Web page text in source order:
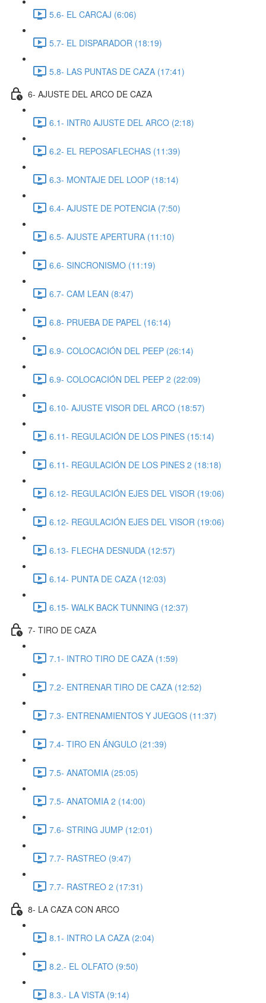
5.6- EL CARCAJ (6:06)
5.7- EL DISPARADOR (18:19)
5.8- LAS PUNTAS DE CAZA (17:41)
6- AJUSTE DEL ARCO DE CAZA
6.1- INTR0 AJUSTE DEL ARCO (2:18)
6.2- EL REPOSAFLECHAS (11:39)
6.3- MONTAJE DEL LOOP (18:14)
6.4- AJUSTE DE POTENCIA (7:50)
6.5- AJUSTE APERTURA (11:10)
6.6- SINCRONISMO (11:19)
6.7- CAM LEAN (8:47)
6.8- PRUEBA DE PAPEL (16:14)
6.9- COLOCACIÓN DEL PEEP (26:14)
6.9- COLOCACIÓN DEL PEEP 2 (22:09)
6.10- AJUSTE VISOR DEL ARCO (18:57)
6.11- REGULACIÓN DE LOS PINES (15:14)
6.11- REGULACIÓN DE LOS PINES 2 (18:18)
6.12- REGULACIÓN EJES DEL VISOR (19:06)
6.12- REGULACIÓN EJES DEL VISOR (19:06)
6.13- FLECHA DESNUDA (12:57)
6.14- PUNTA DE CAZA (12:03)
6.15- WALK BACK TUNNING (12:37)
7- TIRO DE CAZA
7.1- INTRO TIRO DE CAZA (1:59)
7.2- ENTRENAR TIRO DE CAZA (12:52)
7.3- ENTRENAMIENTOS Y JUEGOS (11:37)
7.4- TIRO EN ÁNGULO (21:39)
7.5- ANATOMIA (25:05)
7.5- ANATOMIA 2 (14:00)
7.6- STRING JUMP (12:01)
7.7- RASTREO (9:47)
7.7- RASTREO 2 (17:31)
8- LA CAZA CON ARCO
8.1- INTRO LA CAZA (2:04)
8.2.- EL OLFATO (9:50)
8.3.- LA VISTA (9:14)